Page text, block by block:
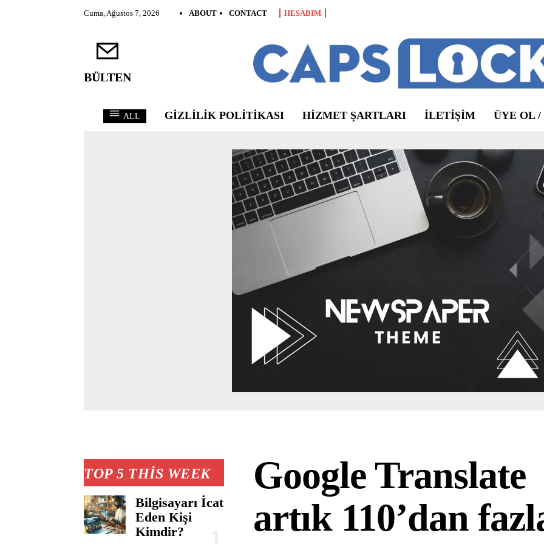
Cuma, Ağustos 7, 2026 ABOUT CONTACT HESABIM
BÜLTEN
ALL GIZLILIK POLITIKASI HIZMET ŞARTLARI ILETIŞIM ÜYE OL /
TOP 5 THIS WEEK
Bilgisayarı İcat
Eden Kişi
Kimdir?
Google Translate
artık 110’dan